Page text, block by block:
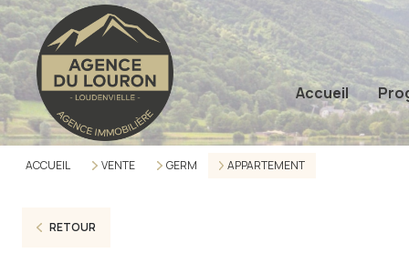
Accueil
ACCUEIL VENTE GERM APPARTEMENT
RETOUR